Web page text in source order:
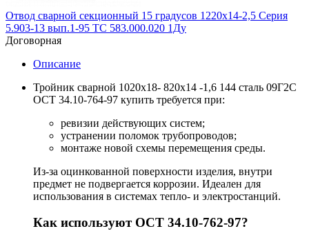
Отвод сварной секционный 15 градусов 1220х14-2,5 Серия
5.903-13 вып.1-95 ТС 583.000.020 1Ду
Договорная
Описание
Тройник сварной 1020х18- 820х14 -1,6 144 сталь 09Г2С
ОСТ 34.10-764-97 купить требуется при:
ревизии действующих систем;
устранении поломок трубопроводов;
монтаже новой схемы перемещения среды.
Из-за оцинкованной поверхности изделия, внутри
предмет не подвергается коррозии. Идеален для
использования в системах тепло- и электростанций.
Как используют ОСТ 34.10-762-97?